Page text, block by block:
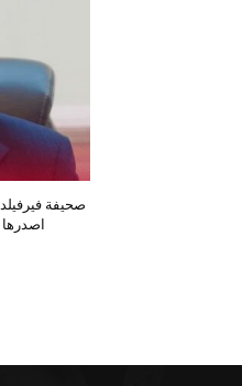
صحيفة
اصدرها